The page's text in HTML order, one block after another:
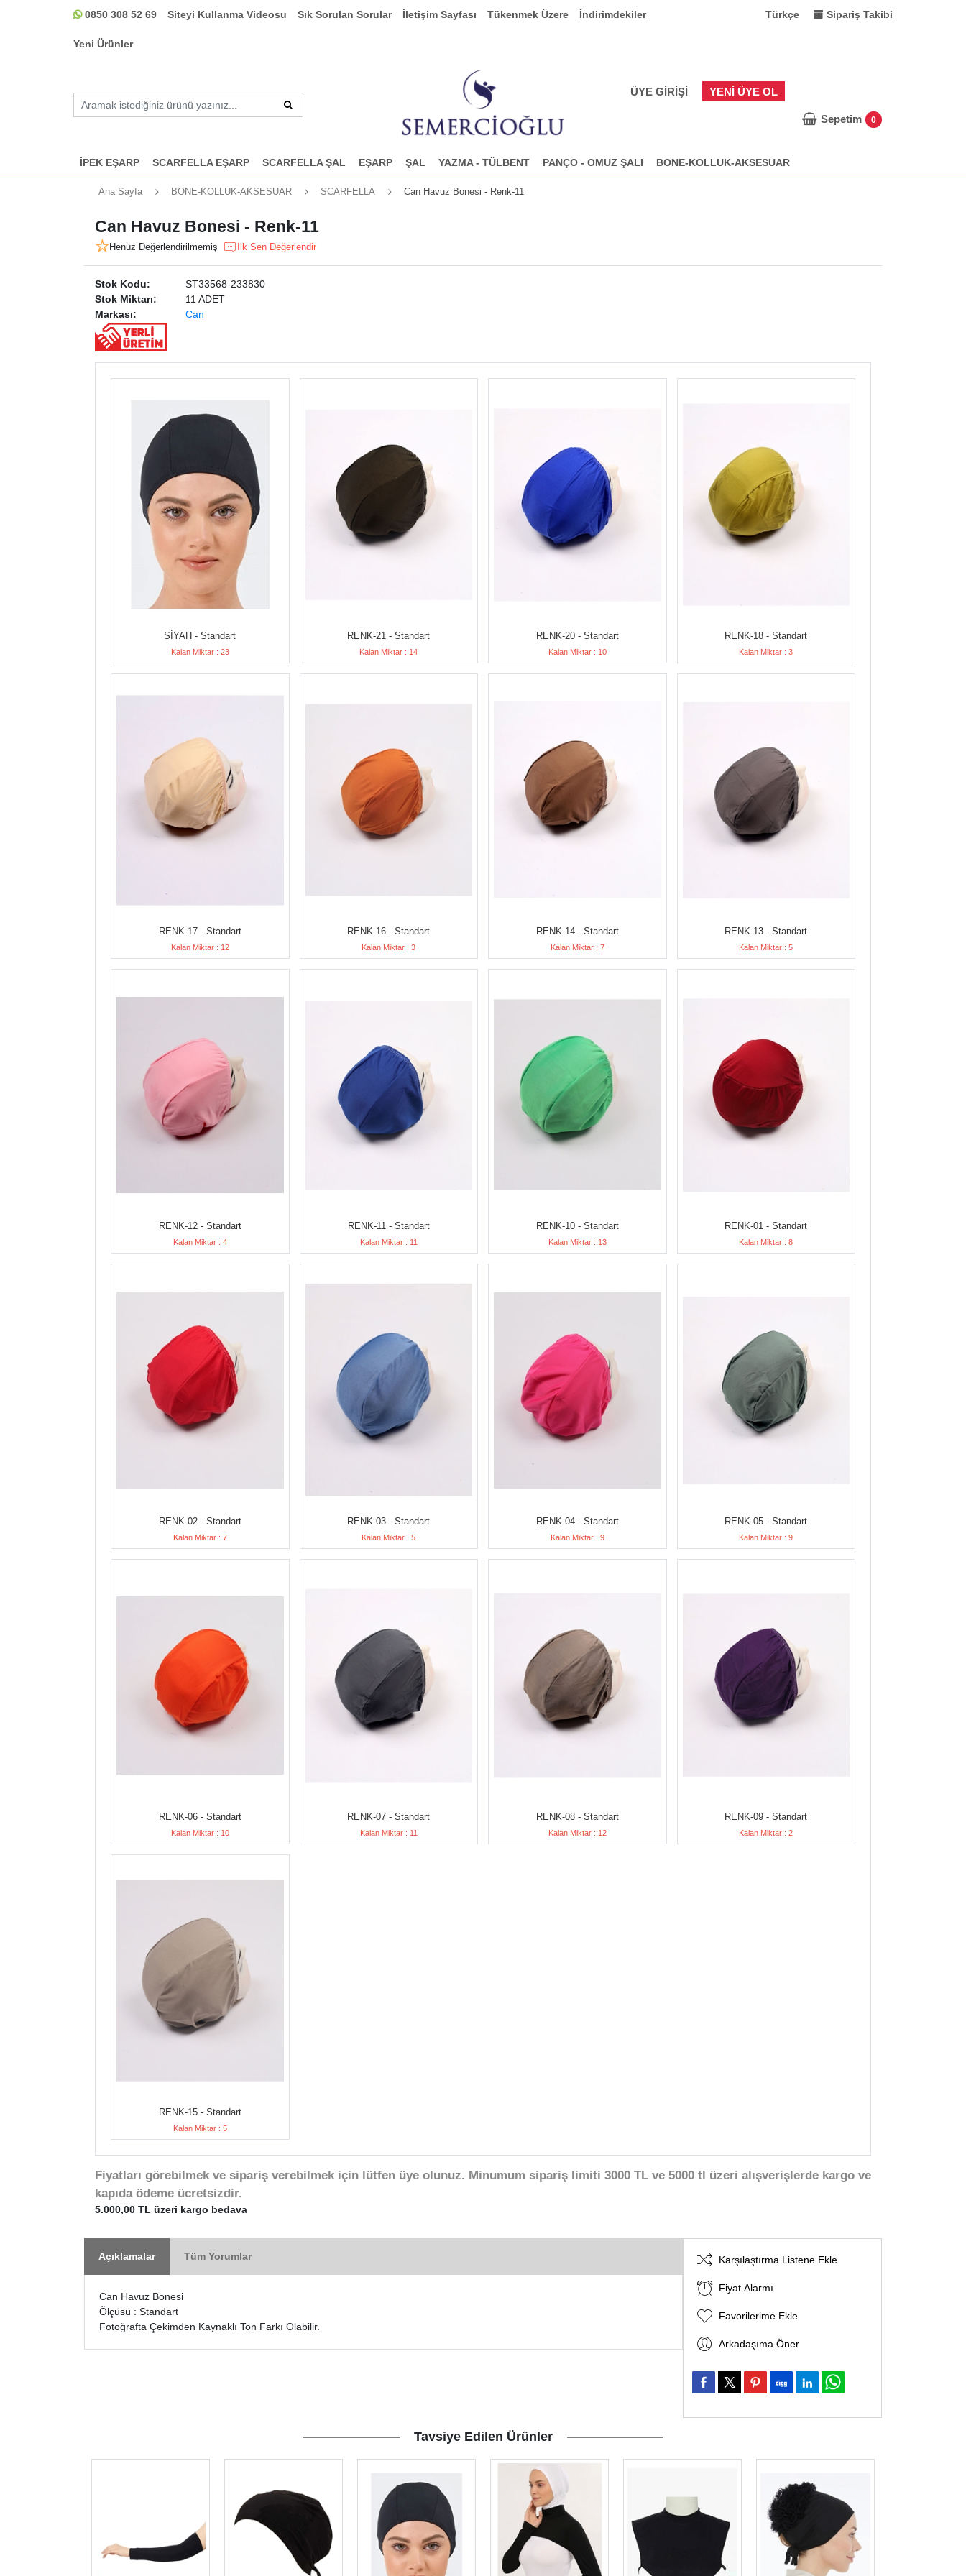
0850 308 52 69 Siteyi Kullanma Videosu Sık Sorulan Sorular İletişim Sayfası Tükenmek Üzere İndirimdekiler
Yeni Ürünler
Sipariş Takibi
Türkçe
ÜYE GIRIŞI YENI ÜYE OL
Sepetim 0
İPEK EŞARP SCARFELLA EŞARP SCARFELLA ŞAL EŞARP ŞAL YAZMA - TÜLBENT PANÇO - OMUZ ŞALI BONE-KOLLUK-AKSESUAR
Ana Sayfa BONE-KOLLUK-AKSESUAR SCARFELLA Can Havuz Bonesi - Renk-11
Can Havuz Bonesi - Renk-11
Henüz Değerlendirilmemiş İlk Sen Değerlendir
Stok Kodu:
ST33568-233830
Stok Miktarı:
11 ADET
Markası:
Can
SİYAH - Standart
Kalan Miktar : 23
RENK-21 - Standart
Kalan Miktar : 14
RENK-20 - Standart
Kalan Miktar : 10
RENK-18 - Standart
Kalan Miktar : 3
RENK-17 - Standart
Kalan Miktar : 12
RENK-16 - Standart
Kalan Miktar : 3
RENK-14 - Standart
Kalan Miktar : 7
RENK-13 - Standart
Kalan Miktar : 5
RENK-12 - Standart
Kalan Miktar : 4
RENK-11 - Standart
Kalan Miktar : 11
RENK-10 - Standart
Kalan Miktar : 13
RENK-01 - Standart
Kalan Miktar : 8
RENK-02 - Standart
Kalan Miktar : 7
RENK-03 - Standart
Kalan Miktar : 5
RENK-04 - Standart
Kalan Miktar : 9
RENK-05 - Standart
Kalan Miktar : 9
RENK-06 - Standart
Kalan Miktar : 10
RENK-07 - Standart
Kalan Miktar : 11
RENK-08 - Standart
Kalan Miktar : 12
RENK-09 - Standart
Kalan Miktar : 2
RENK-15 - Standart
Kalan Miktar : 5
Fiyatları görebilmek ve sipariş verebilmek için lütfen üye olunuz. Minumum sipariş limiti 3000 TL ve 5000 tl üzeri alışverişlerde kargo ve
kapıda ödeme ücretsizdir.
5.000,00 TL üzeri kargo bedava
Açıklamalar Tüm Yorumlar
Can Havuz Bonesi
Ölçüsü : Standart
Fotoğrafta Çekimden Kaynaklı Ton Farkı Olabilir.
Karşılaştırma Listene Ekle
Fiyat Alarmı
Favorilerime Ekle
Arkadaşıma Öner
Tavsiye Edilen Ürünler